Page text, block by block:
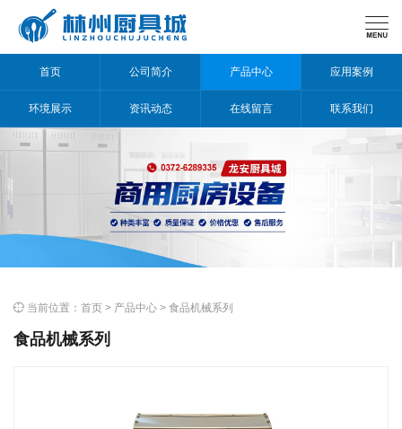

首页 公司简介 产品中心 应用案例
环境展示 资讯动态 在线留言 联系我们
 当前位置： 首页 > 产品中心 > 食品机械系列
食品机械系列